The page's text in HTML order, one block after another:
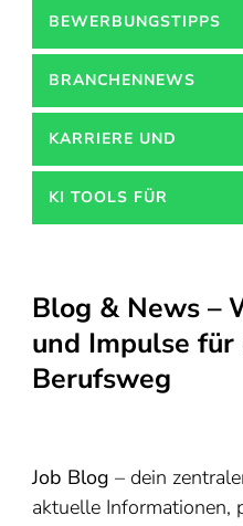
BEWERBUNGSTIPPS
BRANCHENNEWS
KARRIERE UND
WEITERBILDUNGEN
KI TOOLS FÜR
Blog & News –
und Impulse für
Berufsweg
Job Blog – dein
aktuelle Informationen,